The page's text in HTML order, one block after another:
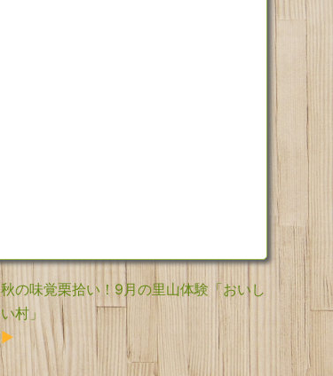
秋の味覚栗拾い！9月の里山体験「おいし
い村」